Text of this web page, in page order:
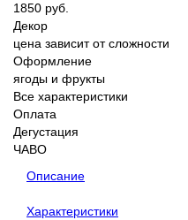
1850 руб.
Декор
цена зависит от сложности
Оформление
ягоды и фрукты
Все характеристики
Оплата
Дегустация
ЧАВО
Описание
Характеристики